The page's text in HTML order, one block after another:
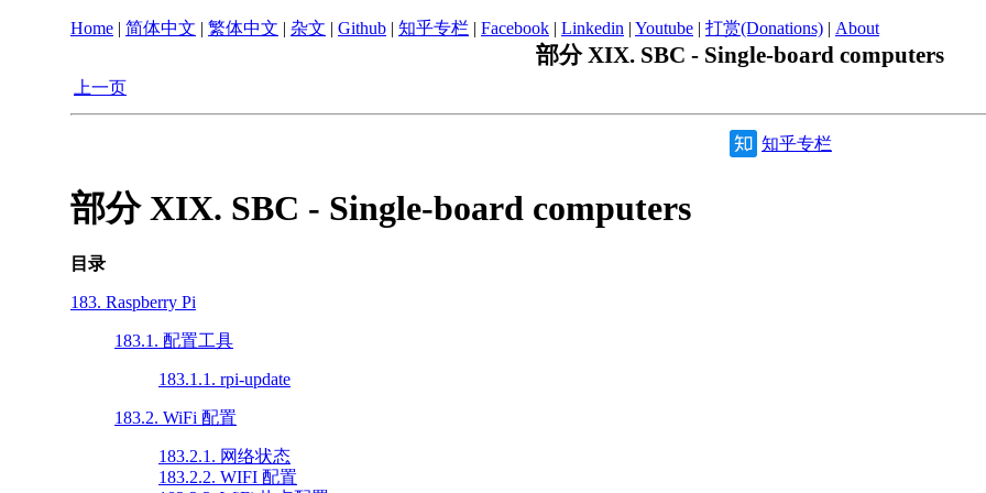
Home | 简体中文 | 繁体中文 | 杂文 | Github | 知乎专栏 | Facebook | Linkedin | Youtube | 打赏(Donations) | About
部分 XIX. SBC - Single-board computers
上一页
知乎专栏
部分 XIX. SBC - Single-board computers
目录
183. Raspberry Pi
183.1. 配置工具
183.1.1. rpi-update
183.2. WiFi 配置
183.2.1. 网络状态
183.2.2. WIFI 配置